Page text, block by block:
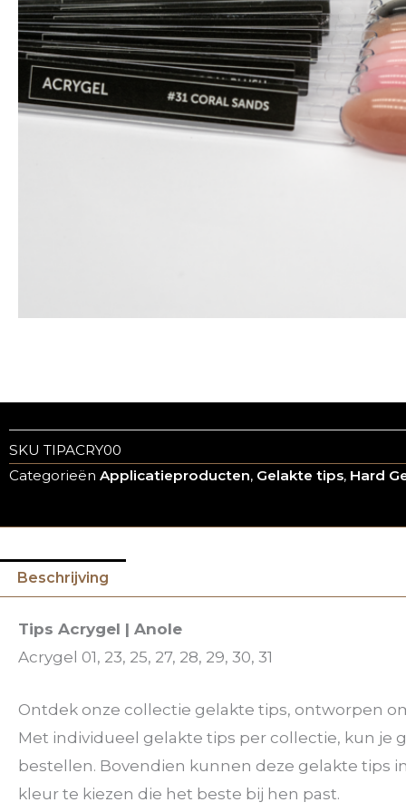
SKU TIPACRY00
Categorieën Applicatieproducten, Gelakte tips, Hard
Beschrijving
Tips Acrygel | Anole
Acrygel 01, 23, 25, 27, 28, 29, 30, 31
Ontdek onze collectie gelakte tips, ontworpen
Met individueel gelakte tips per collectie, kun
bestellen. Bovendien kunnen deze gelakte tips
kleur te kiezen die het beste bij hen past.